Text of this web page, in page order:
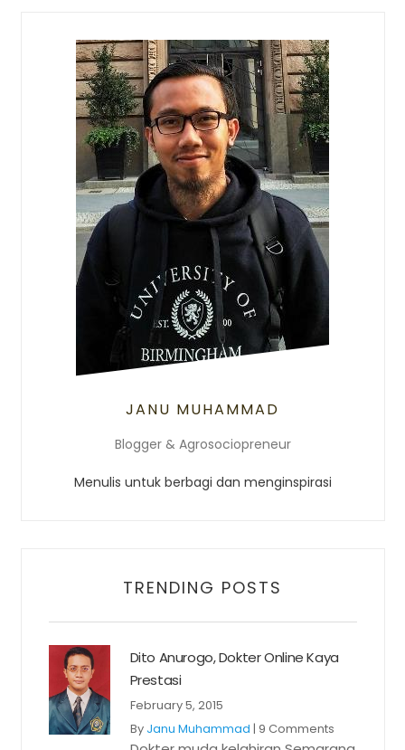
JANU MUHAMMAD
Blogger & Agrosociopreneur
Menulis untuk berbagi dan menginspirasi
TRENDING POSTS
Dito Anurogo, Dokter Online Kaya
Prestasi
February 5, 2015
By Janu Muhammad | 9 Comments